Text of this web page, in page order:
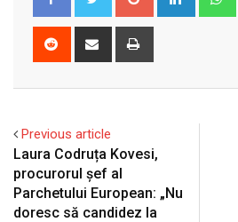
Reddit
Share
Previous article
Laura Codruța Kovesi,
procurorul șef al
Parchetului European: „Nu
doresc să candidez la